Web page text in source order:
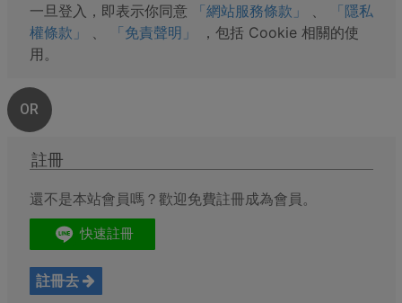
一旦登入，即表示你同意 「網站服務條款」
「隱私
權條款」
「免責聲明」
，包括 Cookie 相關的使
用。
OR
註冊
還不是本站會員嗎？歡迎免費註冊成為會員。
註冊去